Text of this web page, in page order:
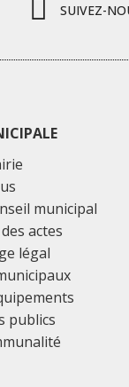
SUIVEZ-
municipal
actes
légal
publics